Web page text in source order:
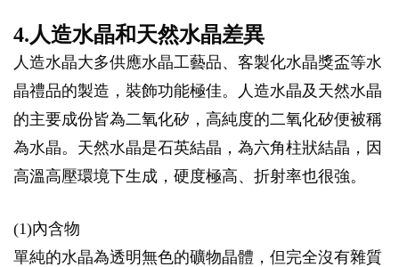
4.人造水晶和天然水晶差異
人造水晶大多供應水晶工藝品、客製化水晶獎盃等水
晶禮品的製造，裝飾功能極佳。人造水晶及天然水晶
的主要成份皆為二氧化矽，高純度的二氧化矽便被稱
為水晶。天然水晶是石英結晶，為六角柱狀結晶，因
高溫高壓環境下生成，硬度極高、折射率也很強。
(1)內含物
單純的水晶為透明無色的礦物晶體，但完全沒有雜質